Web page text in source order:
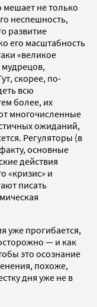
мешает не только
неспешность,
развитие
его масштабность
«великое
мудрецов,
скорее, по-
всю
более, их
многочисленные
ожиданий,
Регуляторы (в
основные
действия
«кризис» и
писать
уже прогибается,
— и как
это осознание
похоже,
дня уже не в